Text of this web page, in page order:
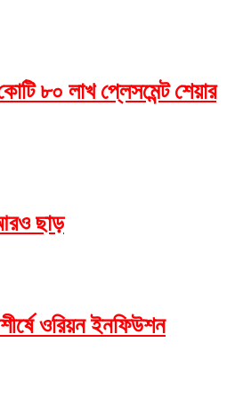
৮০ লাখ প্লেসমেন্ট শেয়ার
ছাড়
ওরিয়ন ইনফিউশন